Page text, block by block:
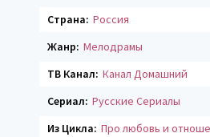
Страна: Россия
Жанр: Мелодрамы
ТВ Канал: Канал Домашний
Сериал: Русские Сериалы
Из Цикла: Про любовь и